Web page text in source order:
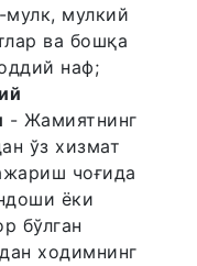
мулк, мулкий
ва бошқа
наф;
- Жамиятнинг
ўз хизмат
чоғида
ёки
бўлган
ходимнинг